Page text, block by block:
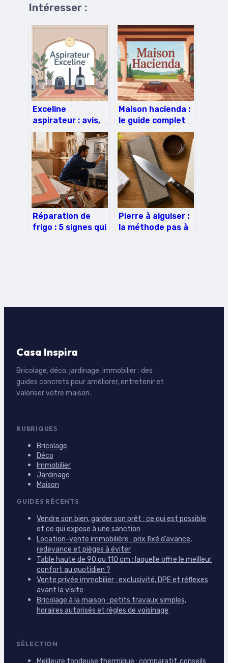
Intéresser :
Exceline
aspirateur : avis,
comparatif et
guide d’achat
complet
Maison hacienda :
le guide complet
pour adopter ce
style authentique
Réparation de
frigo : 5 signes qui
Pierre à aiguiser :
la méthode pas à
Casa Inspira
Bricolage, déco, jardinage, immobilier : des
guides concrets pour améliorer, entretenir et
valoriser votre maison.
RUBRIQUES
Bricolage
Déco
Immobilier
Jardinage
Maison
GUIDES RÉCENTS
Vendre son bien, garder son prêt : ce qui est possible
et ce qui expose à une sanction
Location-vente immobilière : prix fixé d’avance,
redevance et pièges à éviter
Table haute de 90 ou 110 cm : laquelle offre le meilleur
confort au quotidien ?
Vente privée immobilier : exclusivité, DPE et réflexes
avant la visite
Bricolage à la maison : petits travaux simples,
horaires autorisés et règles de voisinage
SÉLECTION
Meilleure tondeuse thermique : comparatif, conseils